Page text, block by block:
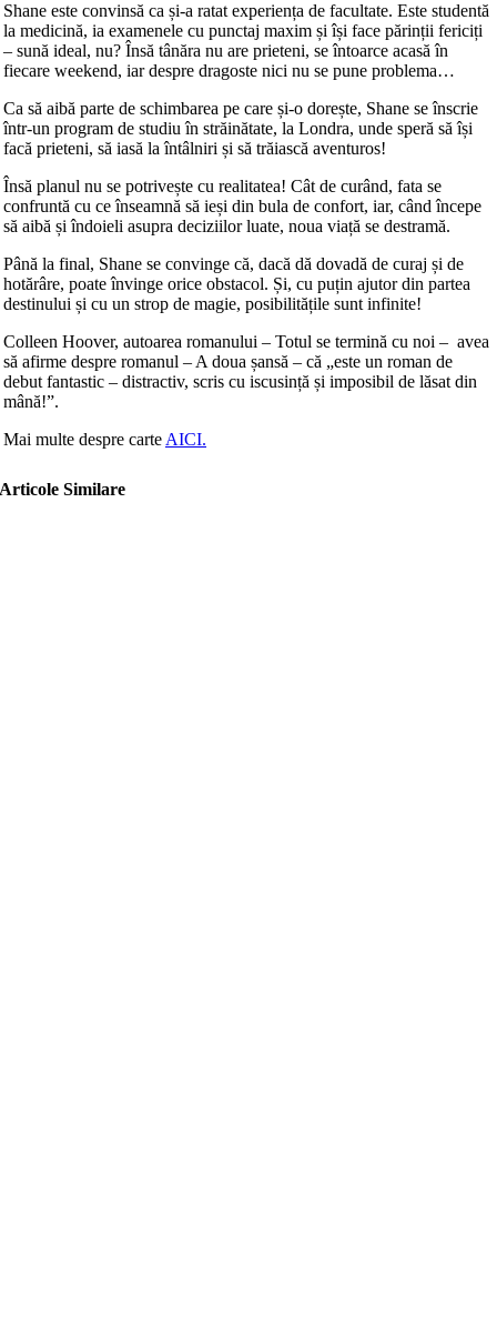
Shane este convinsă ca și-a ratat experiența de facultate. Este studentă
la medicină, ia examenele cu punctaj maxim și își face părinții fericiți
– sună ideal, nu? Însă tânăra nu are prieteni, se întoarce acasă în
fiecare weekend, iar despre dragoste nici nu se pune problema…
Ca să aibă parte de schimbarea pe care și-o dorește, Shane se înscrie
într-un program de studiu în străinătate, la Londra, unde speră să își
facă prieteni, să iasă la întâlniri și să trăiască aventuros!
Însă planul nu se potrivește cu realitatea! Cât de curând, fata se
confruntă cu ce înseamnă să ieși din bula de confort, iar, când începe
să aibă și îndoieli asupra deciziilor luate, noua viață se destramă.
Până la final, Shane se convinge că, dacă dă dovadă de curaj și de
hotărâre, poate învinge orice obstacol. Și, cu puțin ajutor din partea
destinului și cu un strop de magie, posibilitățile sunt infinite!
Colleen Hoover, autoarea romanului – Totul se termină cu noi – avea
să afirme despre romanul – A doua șansă – că „este un roman de
debut fantastic – distractiv, scris cu iscusință și imposibil de lăsat din
mână!”.
Mai multe despre carte AICI.
Articole Similare